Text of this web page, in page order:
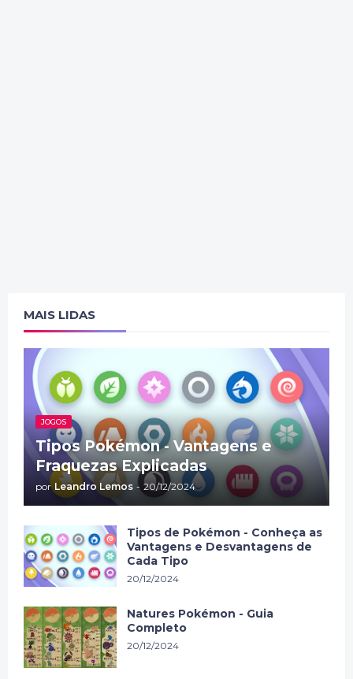
MAIS LIDAS
JOGOS
Tipos Pokémon - Vantagens e
Fraquezas Explicadas
por Leandro Lemos - 20/12/2024
Tipos de Pokémon - Conheça as
Vantagens e Desvantagens de
Cada Tipo
20/12/2024
Natures Pokémon - Guia
Completo
20/12/2024